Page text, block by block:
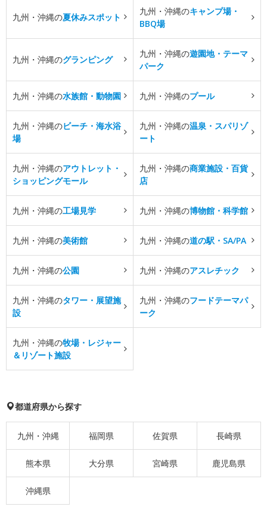
九州・沖縄の夏休みスポット
九州・沖縄のキャンプ場・
BBQ場
九州・沖縄のグランピング
九州・沖縄の遊園地・テーマ
パーク
九州・沖縄の水族館・動物園 九州・沖縄のプール
九州・沖縄のビーチ・海水浴
場
九州・沖縄の温泉・スパリゾ
ート
九州・沖縄のアウトレット・
ショッピングモール
九州・沖縄の商業施設・百貨
店
九州・沖縄の工場見学 九州・沖縄の博物館・科学館
九州・沖縄の美術館 九州・沖縄の道の駅・SA/PA
九州・沖縄の公園 九州・沖縄のアスレチック
九州・沖縄のタワー・展望施
設
九州・沖縄のフードテーマパ
ーク
九州・沖縄の牧場・レジャー
＆リゾート施設
都道府県から探す
九州・沖縄 福岡県 佐賀県 長崎県
熊本県 大分県 宮崎県 鹿児島県
沖縄県